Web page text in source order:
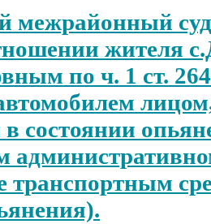
межрайонный
жителя
по ч. 1 ст.
состоянии
транспортным